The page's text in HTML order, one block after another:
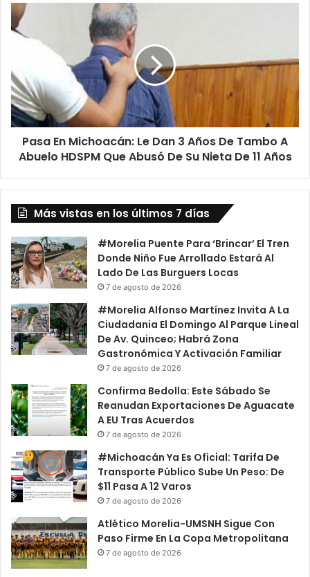
Por
Eso
Está
Vinculado
Pasa
En
Michoacán:
3
Años
De
Tambo
Abuelo
De
Nieta
De
11
Años
Pasa En Michoacán: Le Dan 3 Años De Tambo A
Abuelo HDSPM Que Abusó De Su Nieta De 11 Años
Más vistas en los últimos 7 días
#Morelia Puente Para ‘Brincar’ El Tren
Donde Niño Fue Arrollado Estará Al
Lado De Las Burguers Locas
7 de agosto de 2026
#Morelia Alfonso Martínez Invita A La
Ciudadania El Domingo Al Parque Lineal
De Av. Quinceo; Habrá Zona
Gastronómica Y Activación Familiar
7 de agosto de 2026
Confirma Bedolla: Este Sábado Se
Reanudan Exportaciones De Aguacate
A EU Tras Acuerdos
7 de agosto de 2026
#Michoacán Ya Es Oficial: Tarifa De
Transporte Público Sube Un Peso: De
$11 Pasa A 12 Varos
7 de agosto de 2026
Atlético Morelia-UMSNH Sigue Con
Paso Firme En La Copa Metropolitana
7 de agosto de 2026